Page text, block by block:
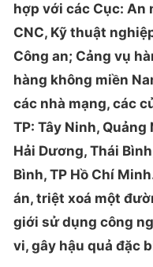
hợp với các Cục: An
CNC, Kỹ thuật
Công an; Cảng vụ
hàng không miền
các nhà mạng, các
TP: Tây Ninh, Quảng
Hải Dương, Thái
Bình, TP Hồ Chí
án, triệt xoá một
giới sử dụng công
vi, gây hậu quả đặc